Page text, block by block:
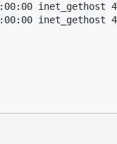
inet_gethost 4
inet_gethost 4